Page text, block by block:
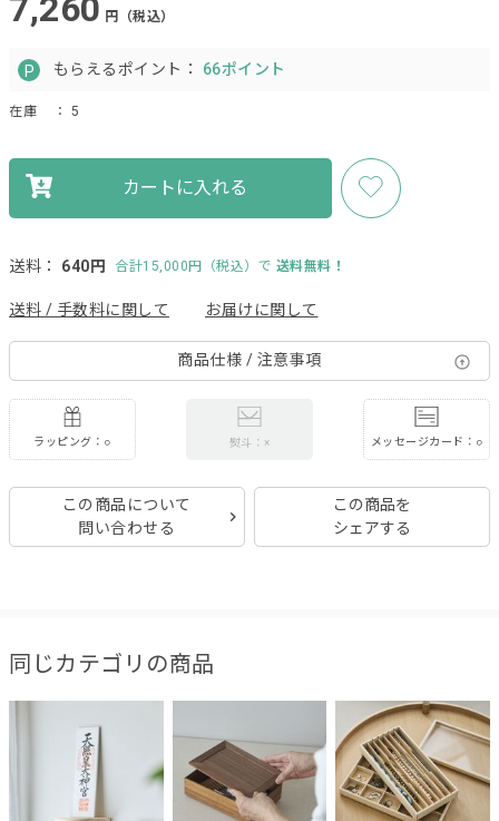
7,260 円（税込）
もらえるポイント： 66ポイント
在庫 ： 5
カートに入れる
送料： 640円 合計15,000円（税込）で 送料無料！
送料 / 手数料に関して お届けに関して
商品仕様 / 注意事項
ラッピング：○ 熨斗：× メッセージカード：○
この商品について
問い合わせる
この商品を
シェアする
同じカテゴリの商品